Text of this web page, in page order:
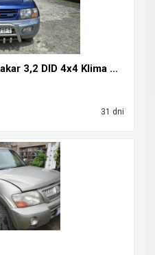
Mitsubishi Pajero Long Dakar 3,2 DID 4x4 Klima CB-...
31 dni